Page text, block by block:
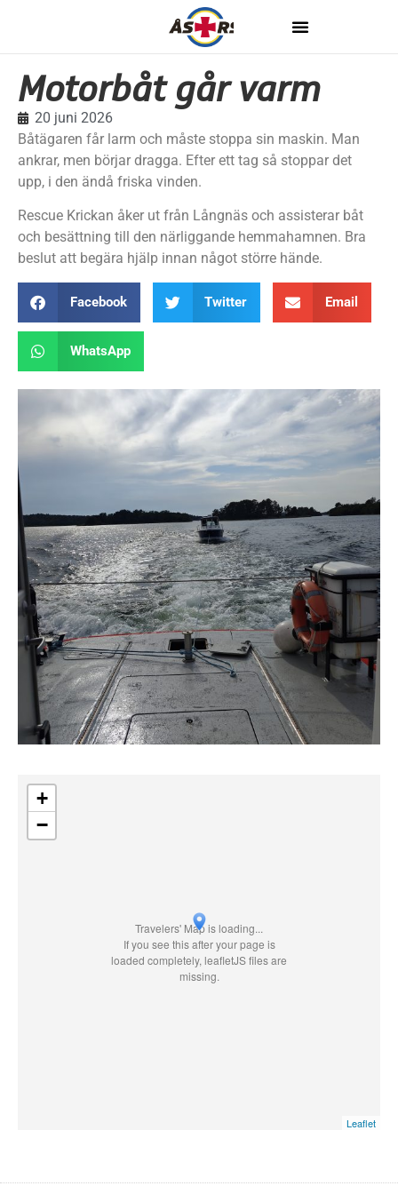
Motorbåt går varm
20 juni 2026
Båtägaren får larm och måste stoppa sin maskin. Man
ankrar, men börjar dragga. Efter ett tag så stoppar det
upp, i den ändå friska vinden.
Rescue Krickan åker ut från Långnäs och assisterar båt
och besättning till den närliggande hemmahamnen. Bra
beslut att begära hjälp innan något större hände.
Facebook Twitter Email
WhatsApp
Travelers' Map is loading...
If you see this after your page is
loaded completely, leafletJS files are
missing.
+
−
Leaflet